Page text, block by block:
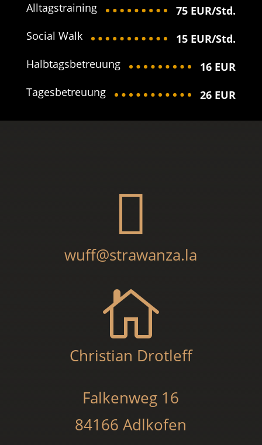
75 EUR/Std.
Alltagstraining
15 EUR/Std.
Social Walk
16 EUR
Halbtagsbetreuung
26 EUR
Tagesbetreuung

wuff@strawanza.la

Christian Drotleff
Falkenweg 16
84166 Adlkofen